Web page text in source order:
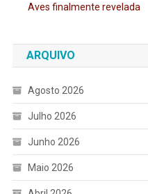
Aves finalmente revelada
ARQUIVO
Agosto 2026
Julho 2026
Junho 2026
Maio 2026